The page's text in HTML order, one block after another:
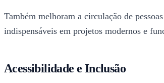
Também melhoram a circulação de
indispensáveis em projetos modernos e
Acessibilidade e Inclusão